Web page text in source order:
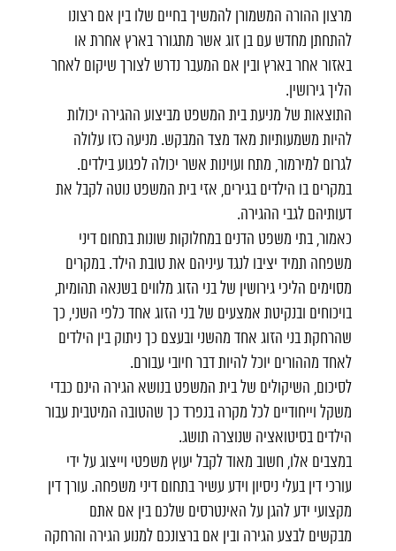
מרצון ההורה המשמורן להמשיך בחיים שלו בין אם רצונו
להתחתן מחדש עם בן זוג אשר מתגורר בארץ אחרת או
באזור אחר בארץ ובין אם המעבר נדרש לצורך שיקום לאחר
הליך גירושין.
התוצאות של מניעת בית המשפט מביצוע ההגירה יכולות
להיות משמעותיות מאד מצד המבקש. מניעה כזו עלולה
לגרום למירמור, מתח ועוינות אשר יכולה לפגוע בילדים.
במקרים בו הילדים בגירים, אזי בית המשפט נוטה לקבל את
דעותיהם לגבי ההגירה.
כאמור, בתי משפט הדנים במחלוקות שונות בתחום דיני
משפחה תמיד יציבו לנגד עיניהם את טובת הילד. במקרים
מסוימים הליכי גירושין של בני הזוג מלווים בשנאה תהומית,
בויכוחים ובנקיטת אמצעים של בני הזוג אחד כלפי השני, כך
שהרחקת בני הזוג אחד מהשני ובעצם כך ניתוק בין הילדים
לאחד מההורים יוכל להיות דבר חיובי עבורם.
לסיכום, השיקולים של בית המשפט בנושא הגירה הינם כבדי
משקל וייחודיים לכל מקרה בנפרד כך שהטובה המיטבית עבור
הילדים בסיטואציה שנוצרה תושג.
במצבים אלו, חשוב מאוד לקבל יעוץ משפטי וייצוג על ידי
עורכי דין בעלי ניסיון וידע עשיר בתחום דיני משפחה. עורך דין
מקצועי ידע להגן על האינטרסים שלכם בין אם אתם
מבקשים לבצע הגירה ובין אם ברצונכם למנוע הגירה והרחקה